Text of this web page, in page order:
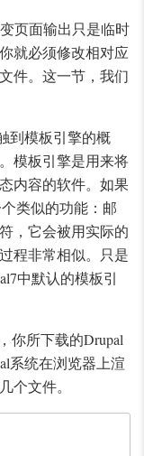
页面输出只是临时
就必须修改相对应
件。这一节，我们
到模板引擎的概
模板引擎是用来将
内容的软件。如果
类似的功能：邮
，它会被用实际的
程非常相似。只是
中默认的模板引
你所下载的Drupal
系统在浏览器上渲
个文件。